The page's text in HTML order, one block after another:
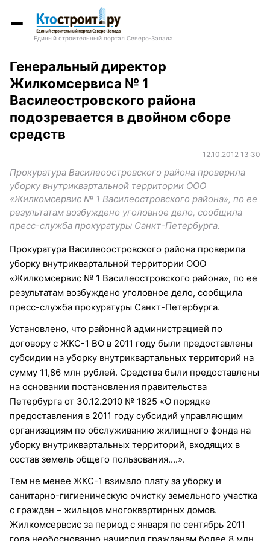
Единый строительный портал Северо-Запада
Генеральный директор
Жилкомсервиса № 1
Василеостровского района
подозревается в двойном сборе
средств
12.10.2012 13:30
Прокуратура Василеоостровского района проверила
уборку внутриквартальной территории ООО
«Жилкомсервис № 1 Василеостровского района», по ее
результатам возбуждено уголовное дело, сообщила
пресс-служба прокуратуры Санкт-Петербурга.
Прокуратура Василеоостровского района проверила
уборку внутриквартальной территории ООО
«Жилкомсервис № 1 Василеостровского района», по ее
результатам возбуждено уголовное дело, сообщила
пресс-служба прокуратуры Санкт-Петербурга.
Установлено, что районной администрацией по
договору с ЖКС-1 ВО в 2011 году были предоставлены
субсидии на уборку внутриквартальных территорий на
сумму 11,86 млн рублей. Средства были предоставлены
на основании постановления правительства
Петербурга от 30.12.2010 № 1825 «О порядке
предоставления в 2011 году субсидий управляющим
организациям по обслуживанию жилищного фонда на
уборку внутриквартальных территорий, входящих в
состав земель общего пользования....».
Тем не менее ЖКС-1 взимало плату за уборку и
санитарно-гигиеническую очистку земельного участка
с граждан – жильцов многоквартирных домов.
Жилкомсервсис за период с января по сентябрь 2011
года необоснованно начислил гражданам более 8 млн